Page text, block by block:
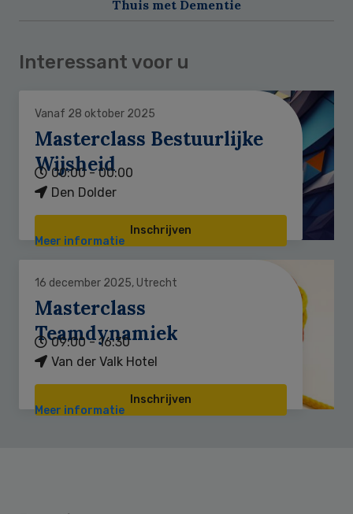
Thuis met Dementie
Interessant voor u
Vanaf 28 oktober 2025
Masterclass Bestuurlijke
Wijsheid
00:00 - 00:00
Den Dolder
Inschrijven
Meer informatie
16 december 2025, Utrecht
Masterclass
Teamdynamiek
09:00 - 16:30
Van der Valk Hotel
Inschrijven
Meer informatie